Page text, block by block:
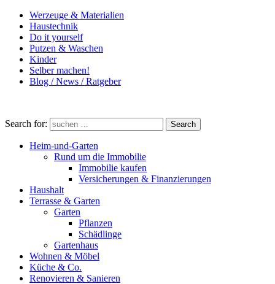
Werzeuge & Materialien
Haustechnik
Do it yourself
Putzen & Waschen
Kinder
Selber machen!
Blog / News / Ratgeber
Search for: Search
Heim-und-Garten
Rund um die Immobilie
Immobilie kaufen
Versicherungen & Finanzierungen
Haushalt
Terrasse & Garten
Garten
Pflanzen
Schädlinge
Gartenhaus
Wohnen & Möbel
Küche & Co.
Renovieren & Sanieren